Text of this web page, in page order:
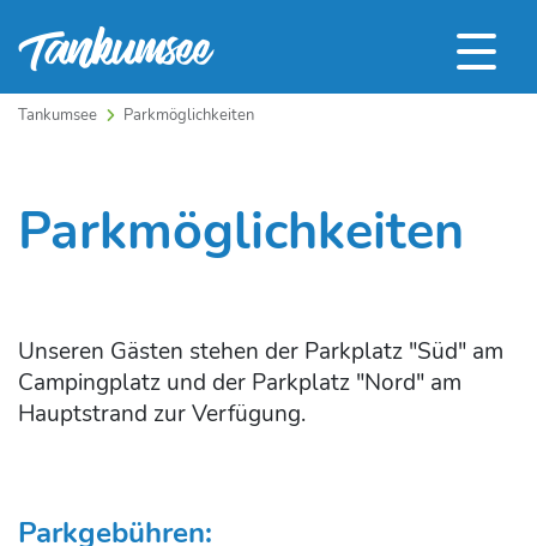
Tankumsee Parkmöglichkeiten
Parkmöglichkeiten
Unseren Gästen stehen der Parkplatz "Süd" am
Campingplatz und der Parkplatz "Nord" am
Hauptstrand zur Verfügung.
Parkgebühren: